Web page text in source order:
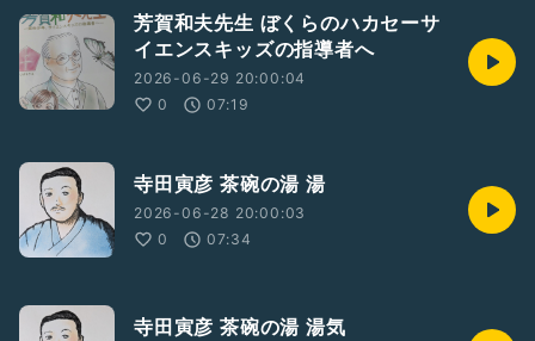
芳賀和夫先生 ぼくらのハカセーサ
イエンスキッズの指導者へ
2026-06-29 20:00:04
0
07:19
寺田寅彦 茶碗の湯 湯
2026-06-28 20:00:03
0
07:34
寺田寅彦 茶碗の湯 湯気